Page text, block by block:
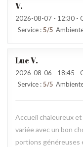
V
2026-08-07 - 12:30 -
Service :5/5
LucV
2026-08-06 - 18:45 -
Service :5/5
Accueil chaleureux
variée avec un bon
portions généreuses